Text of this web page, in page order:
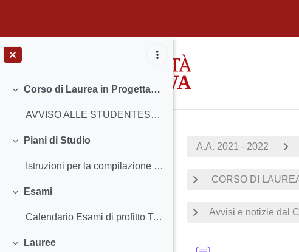
Minimizza
Corso di Laurea in Progettazione e gestione del turismo culturale
AVVISO ALLE STUDENTESSE E AGLI STUDENTI DEL PRIMO ...
Minimizza
Piani di Studio
Istruzioni per la compilazione e scadenze
Minimizza
Esami
Calendario Esami di profitto T.A.L. Abilità lingu...
Minimizza
Lauree
A.A. 2021 - 2022
CORSO DI
Avvisi e notizie dal